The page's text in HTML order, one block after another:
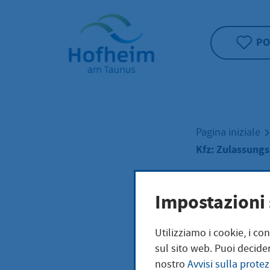
Home"
Pagina iniziale
Kfz:
Kfz:
Utilizziamo i cookie, i
sul sito web. Puoi
nostro Avvisi sulla